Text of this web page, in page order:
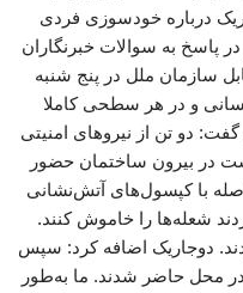
درباره خودسوزی فردی
پاسخ به سوالات خبرنگاران
سازمان ملل در پنج شنبه
و در هر سطحی کاملا
دو تن از نیروهای امنیتی
در بیرون ساختمان حضور
با کپسول‌های آتش‌نشانی
شعله‌ها را خاموش کنند.
دوجاریک اضافه کرد: سپس
در محل حاضر شدند. ما به‌طور